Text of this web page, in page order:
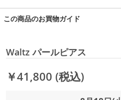
この商品のお買物ガイド
Waltz パールピアス
￥41,800 (税込)